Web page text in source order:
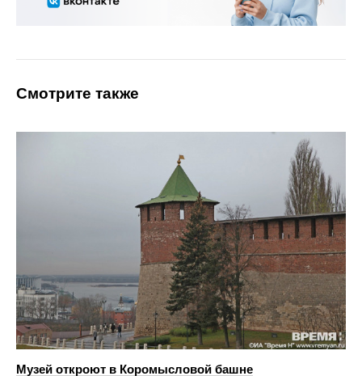
Смотрите также
Музей откроют в Коромысловой башне